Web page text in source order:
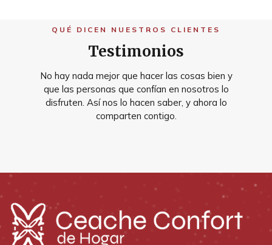
QUÉ DICEN NUESTROS CLIENTES
Testimonios
No hay nada mejor que hacer las cosas bien y
que las personas que confían en nosotros lo
disfruten. Así nos lo hacen saber, y ahora lo
comparten contigo.